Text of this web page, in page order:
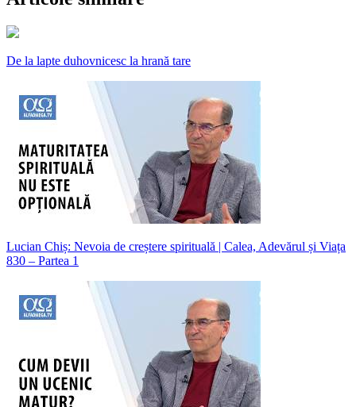
De la lapte duhovnicesc la hrană tare
Lucian Chiș: Nevoia de creștere spirituală | Calea, Adevărul și Viața
830 – Partea 1